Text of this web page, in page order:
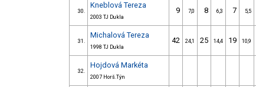
30.
Kneblová Tereza
2003 TJ Dukla
9 7,0 8 6,3 7 5,5
31.
Michalová Tereza
1998 TJ Dukla
42 24,1 25 14,4 19 10,9
32.
Hojdová Markéta
2007 Horš.Týn